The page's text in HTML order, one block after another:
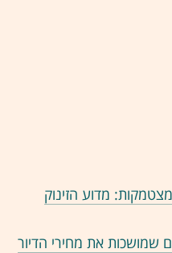
מדוע הזינוק
שמושכות את מחירי הדיור